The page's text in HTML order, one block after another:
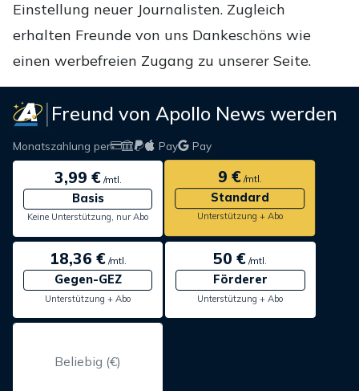
Einstellung neuer Journalisten. Zugleich
erhalten Freunde von uns Dankeschöns wie
einen werbefreien Zugang zu unserer Seite.
Freund von Apollo News werden
Monatszahlung per Pay Pay
3,99 €/mtl.
Basis
Keine Unterstützung, nur Abo
9 €/mtl.
Standard
Unterstützung + Abo
18,36 €/mtl.
Gegen-GEZ
Unterstützung + Abo
50 € /mtl.
Förderer
Unterstützung + Abo